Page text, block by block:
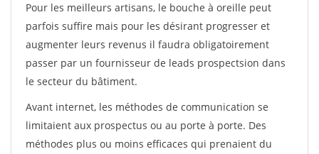
Pour les meilleurs artisans, le bouche à oreille peut
parfois suffire mais pour les désirant progresser et
augmenter leurs revenus il faudra obligatoirement
passer par un fournisseur de leads prospectsion dans
le secteur du bâtiment.
Avant internet, les méthodes de communication se
limitaient aux prospectus ou au porte à porte. Des
méthodes plus ou moins efficaces qui prenaient du